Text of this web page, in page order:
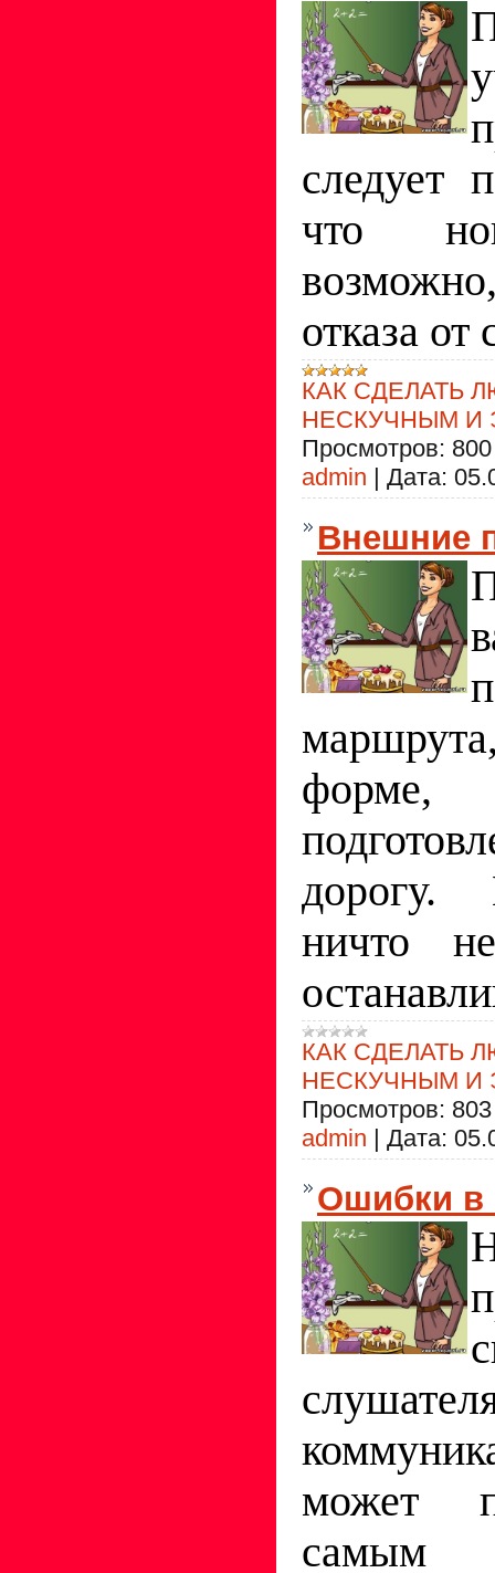
следует
что
отказа от
КАК СДЕЛАТЬ
НЕСКУЧНЫМ И
Просмотров: 800
admin | Дата:
Внешние
форме,
дорогу.
ничто
КАК СДЕЛАТЬ
НЕСКУЧНЫМ И
Просмотров: 803
admin | Дата:
Ошибки в
может